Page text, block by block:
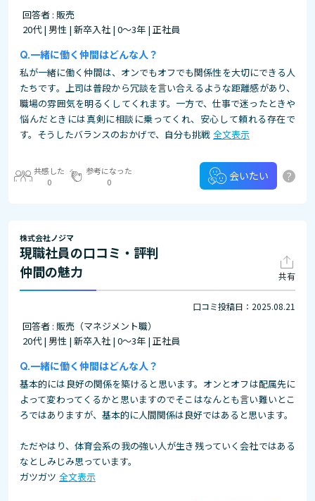
回答者 : 販売
20代 | 男性 | 新卒入社 | 0～3年 | 正社員
一緒に働く仲間はどんな人？
私が一緒に働く仲間は、オンでもオフでも関係性を大切にできる人
たちです。上司は普段から冗談を言い合えるような距離感があり、
職場の雰囲気を明るくしてくれます。一方で、仕事で迷ったときや
悩んだときには真剣に相談に乗ってくれ、安心して頼れる存在で
す。そうしたバランスのおかげで、自分も挑戦 全文表示
共感した
0
参考になった
0
会いたい ?
株式会社ノジマ
現職社員の口コミ・評判
仲間の魅力
共有
口コミ投稿日：2025.08.21
回答者 : 販売（マネジメント職）
20代 | 男性 | 新卒入社 | 0～3年 | 正社員
一緒に働く仲間はどんな人？
基本的には良好の関係を築けると思います。オンとオフは配属先に
よって変わってくるかと思いますのでそこはなんとも言い難いとこ
ろではありますが、基本的に人間関係は良好ではあると思います。
ただやはり、体育会系の我の強い人が生き残っていく会社ではある
なとしみじみ思っています。
ガツガツ 全文表示